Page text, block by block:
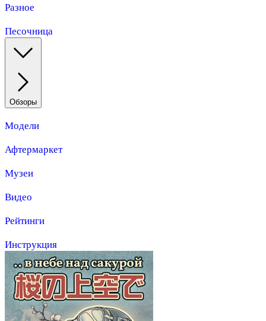
Разное
Песочница
Обзоры
Модели
Афтермаркет
Музеи
Видео
Рейтинги
Инструкция